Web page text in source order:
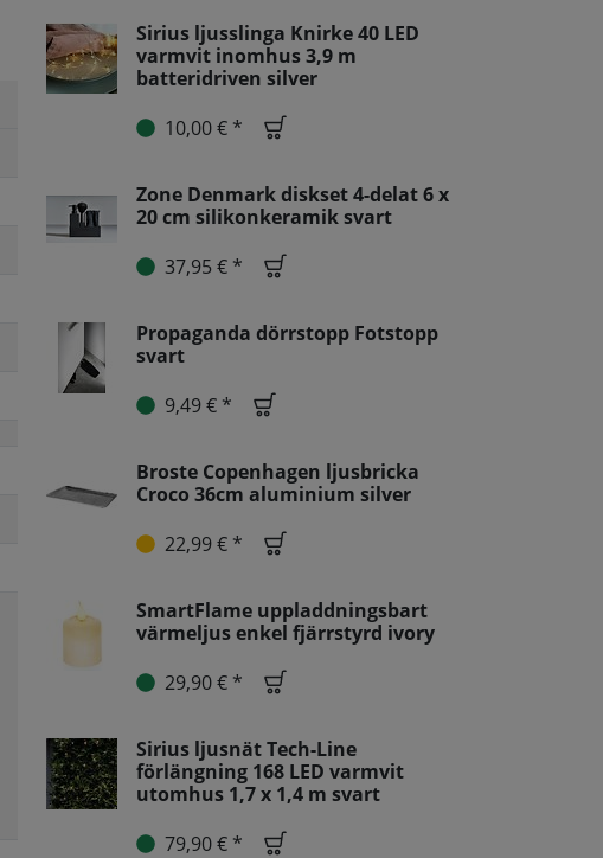
Sirius ljusslinga Knirke 40 LED
varmvit inomhus 3,9 m
batteridriven silver
10,00 € *
Zone Denmark diskset 4-delat 6 x
20 cm silikonkeramik svart
37,95 € *
Propaganda dörrstopp Fotstopp
svart
9,49 € *
Broste Copenhagen ljusbricka
Croco 36cm aluminium silver
22,99 € *
SmartFlame uppladdningsbart
värmeljus enkel fjärrstyrd ivory
29,90 € *
Sirius ljusnät Tech-Line
förlängning 168 LED varmvit
utomhus 1,7 x 1,4 m svart
79,90 € *